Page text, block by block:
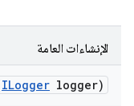
الإنشاءات العامة
ILogger logger)